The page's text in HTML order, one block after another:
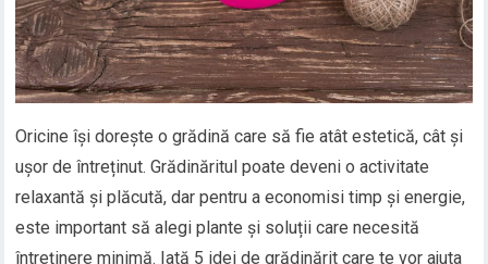
Oricine își dorește o grădină care să fie atât estetică, cât și
ușor de întreținut. Grădinăritul poate deveni o activitate
relaxantă și plăcută, dar pentru a economisi timp și energie,
este important să alegi plante și soluții care necesită
întreținere minimă. Iată 5 idei de grădinărit care te vor ajuta